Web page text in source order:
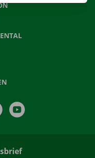
LinkedIn